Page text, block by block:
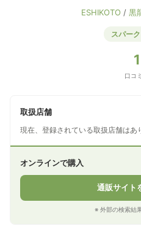
ESHIKOTO / 黒
スパー
1
口コ
取扱店舗
現在、登録されている取扱店舗はあ
オンラインで購入
通販サイト
※ 外部の検索結